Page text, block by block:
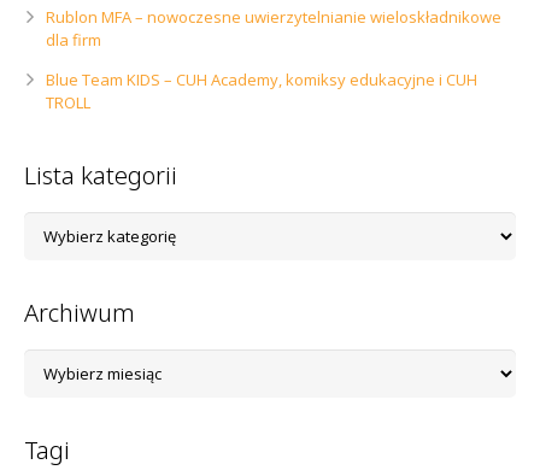
Rublon MFA – nowoczesne uwierzytelnianie wieloskładnikowe
dla firm
Blue Team KIDS – CUH Academy, komiksy edukacyjne i CUH
TROLL
Lista kategorii
kategorii
Archiwum
Tagi